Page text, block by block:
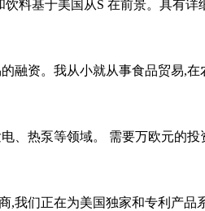
料基于美国从S 在前景。具有
融资。我从小就从事食品贸易,
、热泵等领域。 需要万欧元的
我们正在为美国独家和专利产